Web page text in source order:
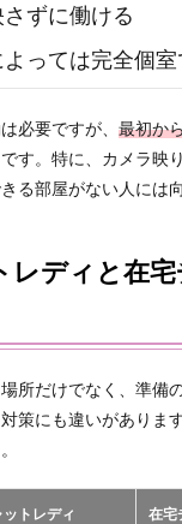
ずに働ける
っては完全個
必要ですが、 最初か
す。特に、カメラ映
る部屋がない人には
レディと在
所だけでなく、準備
策にも違いがありま
トレディ 在宅